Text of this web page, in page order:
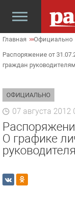
Главная Официально
Распоряжение от
граждан
ОФИЦИАЛЬНО
07 августа 2012
О графике